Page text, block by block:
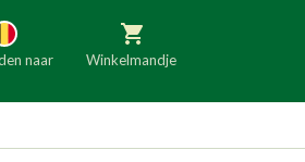
naar Winkelmandje